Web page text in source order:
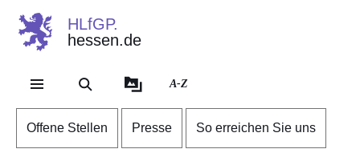
HLfGP.
hessen.de
A-Z
Offene Stellen Presse So erreichen Sie uns